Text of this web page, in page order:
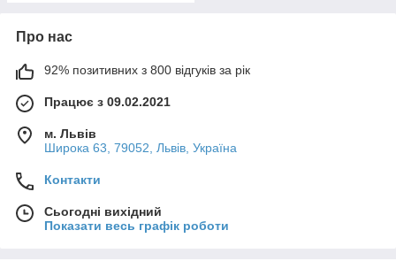
Про нас
92% позитивних з 800 відгуків за рік
Працює з 09.02.2021
м. Львів
Широка 63, 79052, Львів, Україна
Контакти
Сьогодні вихідний
Показати весь графік роботи